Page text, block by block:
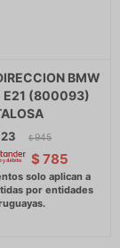
BMW
E21 (800093)
$ 945
$ 785